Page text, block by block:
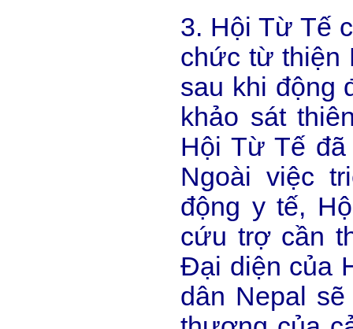
3. Hội Từ Tế
chức từ thiện
sau khi động
khảo sát
Hội Từ Tế
Ngoài việc
động y tế,
cứu trợ cần
Đại diện của
dân Nepal